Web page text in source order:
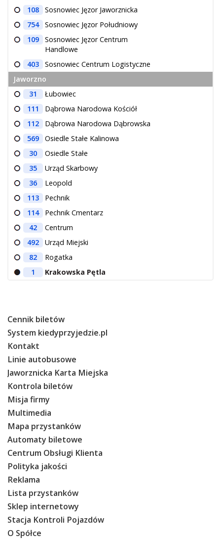
108
Sosnowiec Jęzor Jaworznicka
754
Sosnowiec Jęzor Południowy
109
Sosnowiec Jęzor Centrum
Handlowe
403
Sosnowiec Centrum Logistyczne
Jaworzno
31
Łubowiec
111
Dąbrowa Narodowa Kościół
112
Dąbrowa Narodowa Dąbrowska
569
Osiedle Stałe Kalinowa
30
Osiedle Stałe
35
Urząd Skarbowy
36
Leopold
113
Pechnik
114
Pechnik Cmentarz
42
Centrum
492
Urząd Miejski
82
Rogatka
1
Krakowska Pętla
Cennik biletów
System kiedyprzyjedzie.pl
Kontakt
Linie autobusowe
Jaworznicka Karta Miejska
Kontrola biletów
Misja firmy
Multimedia
Mapa przystanków
Automaty biletowe
Centrum Obsługi Klienta
Polityka jakości
Reklama
Lista przystanków
Sklep internetowy
Stacja Kontroli Pojazdów
O Spółce